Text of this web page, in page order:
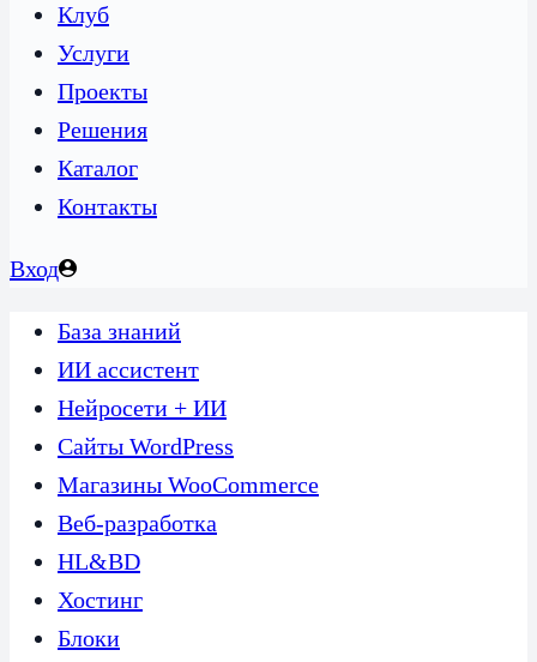
Клуб
Услуги
Проекты
Решения
Каталог
Контакты
Вход
База знаний
ИИ ассистент
Нейросети + ИИ
Сайты WordPress
Магазины WooCommerce
Веб-разработка
HL&BD
Хостинг
Блоки